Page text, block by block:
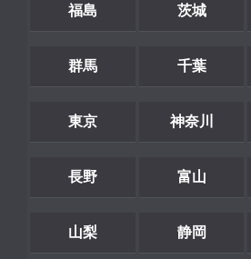
福島 茨城
群馬 千葉
東京 神奈川
長野 富山
山梨 静岡